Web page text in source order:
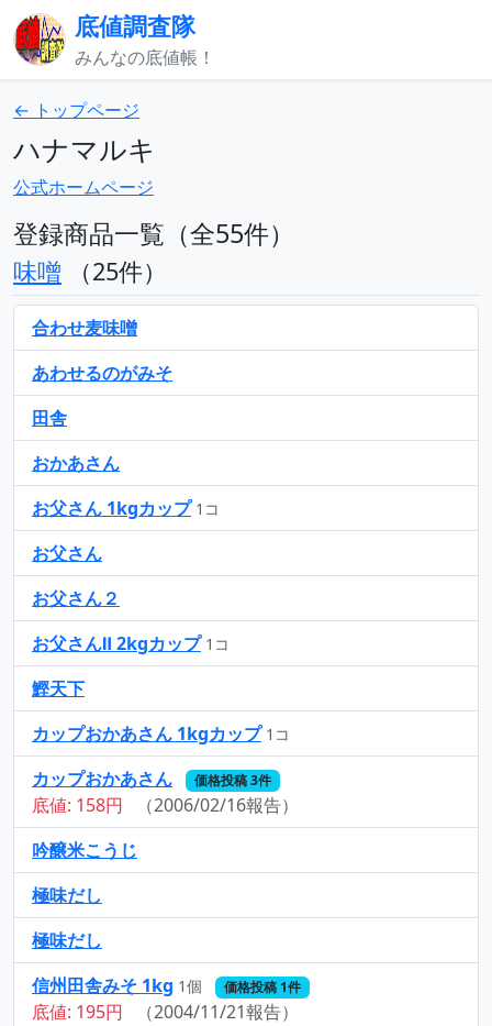
底値調査隊
みんなの底値帳！
← トップページ
ハナマルキ
公式ホームページ
登録商品一覧（全55件）
味噌 （25件）
合わせ麦味噌
あわせるのがみそ
田舎
おかあさん
お父さん 1kgカップ 1コ
お父さん
お父さん２
お父さんⅡ 2kgカップ 1コ
鰹天下
カップおかあさん 1kgカップ 1コ
カップおかあさん 価格投稿 3件
底値: 158円
（2006/02/16報告）
吟醸米こうじ
極味だし
極味だし
信州田舎みそ 1kg 1個 価格投稿 1件
底値: 195円
（2004/11/21報告）